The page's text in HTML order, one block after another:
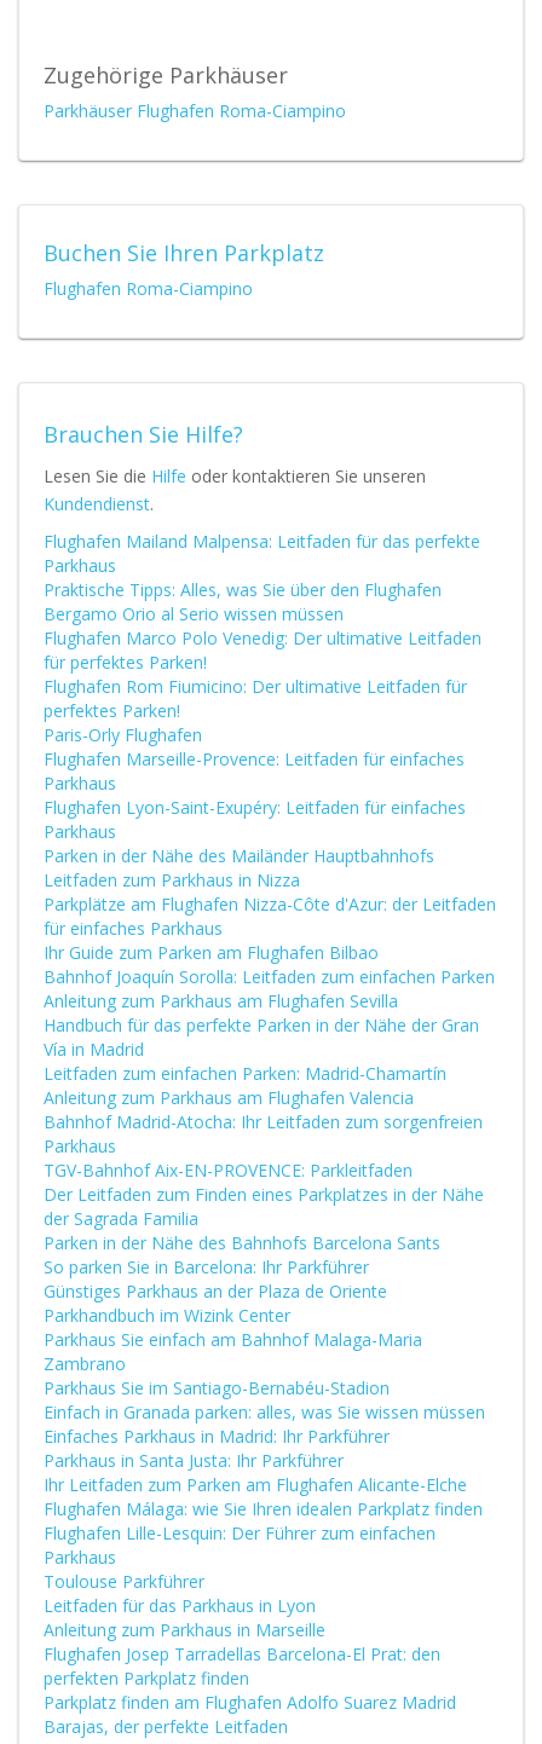
Zugehörige Parkhäuser
Parkhäuser Flughafen Roma-Ciampino
Buchen Sie Ihren Parkplatz
Flughafen Roma-Ciampino
Brauchen Sie Hilfe?
Lesen Sie die Hilfe oder kontaktieren Sie unseren
Kundendienst.
Flughafen Mailand Malpensa: Leitfaden für das perfekte
Parkhaus
Praktische Tipps: Alles, was Sie über den Flughafen
Bergamo Orio al Serio wissen müssen
Flughafen Marco Polo Venedig: Der ultimative Leitfaden
für perfektes Parken!
Flughafen Rom Fiumicino: Der ultimative Leitfaden für
perfektes Parken!
Paris-Orly Flughafen
Flughafen Marseille-Provence: Leitfaden für einfaches
Parkhaus
Flughafen Lyon-Saint-Exupéry: Leitfaden für einfaches
Parkhaus
Parken in der Nähe des Mailänder Hauptbahnhofs
Leitfaden zum Parkhaus in Nizza
Parkplätze am Flughafen Nizza-Côte d'Azur: der Leitfaden
für einfaches Parkhaus
Ihr Guide zum Parken am Flughafen Bilbao
Bahnhof Joaquín Sorolla: Leitfaden zum einfachen Parken
Anleitung zum Parkhaus am Flughafen Sevilla
Handbuch für das perfekte Parken in der Nähe der Gran
Vía in Madrid
Leitfaden zum einfachen Parken: Madrid-Chamartín
Anleitung zum Parkhaus am Flughafen Valencia
Bahnhof Madrid-Atocha: Ihr Leitfaden zum sorgenfreien
Parkhaus
TGV-Bahnhof Aix-EN-PROVENCE: Parkleitfaden
Der Leitfaden zum Finden eines Parkplatzes in der Nähe
der Sagrada Familia
Parken in der Nähe des Bahnhofs Barcelona Sants
So parken Sie in Barcelona: Ihr Parkführer
Günstiges Parkhaus an der Plaza de Oriente
Parkhandbuch im Wizink Center
Parkhaus Sie einfach am Bahnhof Malaga-Maria
Zambrano
Parkhaus Sie im Santiago-Bernabéu-Stadion
Einfach in Granada parken: alles, was Sie wissen müssen
Einfaches Parkhaus in Madrid: Ihr Parkführer
Parkhaus in Santa Justa: Ihr Parkführer
Ihr Leitfaden zum Parken am Flughafen Alicante-Elche
Flughafen Málaga: wie Sie Ihren idealen Parkplatz finden
Flughafen Lille-Lesquin: Der Führer zum einfachen
Parkhaus
Toulouse Parkführer
Leitfaden für das Parkhaus in Lyon
Anleitung zum Parkhaus in Marseille
Flughafen Josep Tarradellas Barcelona-El Prat: den
perfekten Parkplatz finden
Parkplatz finden am Flughafen Adolfo Suarez Madrid
Barajas, der perfekte Leitfaden